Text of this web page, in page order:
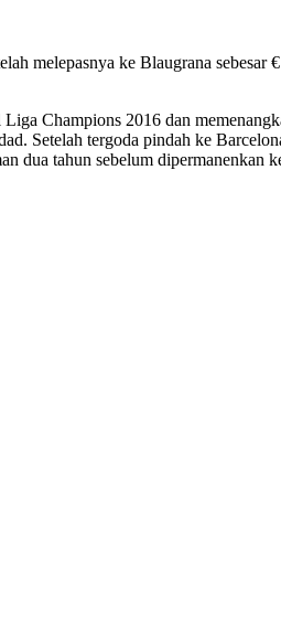
melepasnya ke Blaugrana sebesar
Champions 2016 dan
Setelah tergoda pindah ke
dua tahun sebelum dipermanenkan